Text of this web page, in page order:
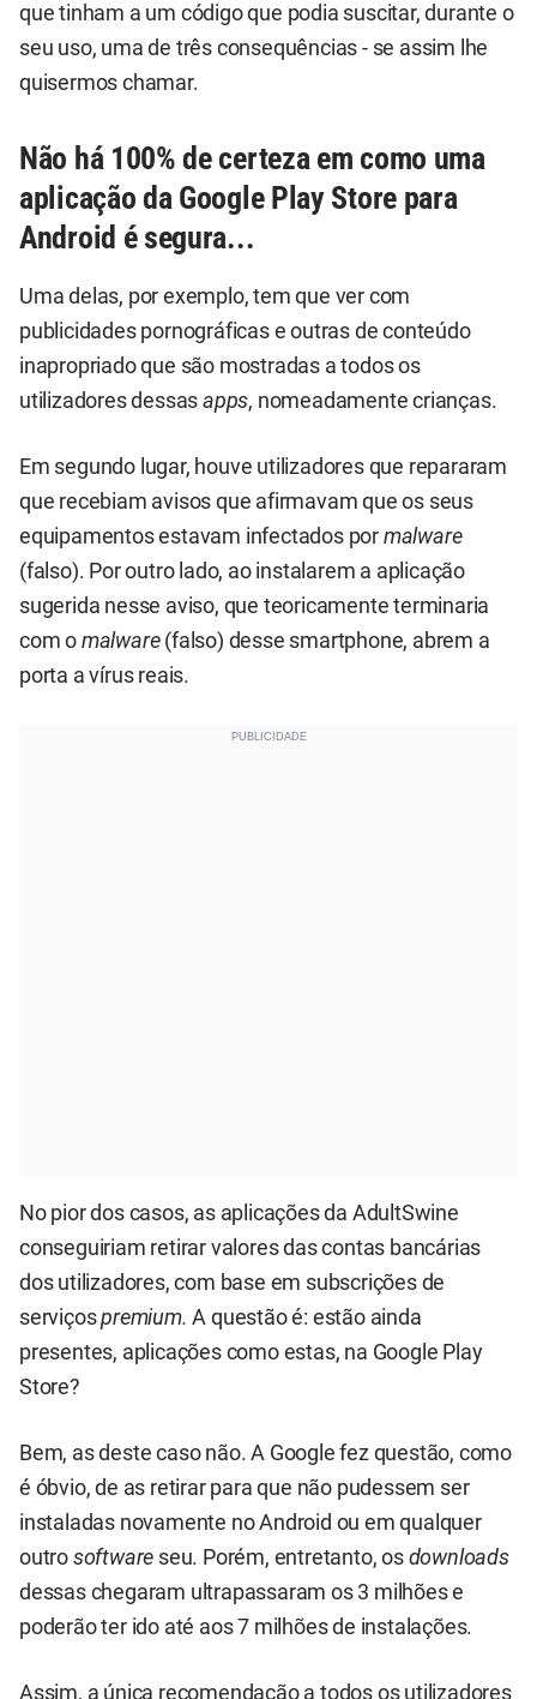
que tinham a um código que podia suscitar, durante o
seu uso, uma de três consequências - se assim lhe
quisermos chamar.
Não há 100% de certeza em como uma
aplicação da Google Play Store para
Android é segura...
Uma delas, por exemplo, tem que ver com
publicidades pornográficas e outras de conteúdo
inapropriado que são mostradas a todos os
utilizadores dessasapps, nomeadamente crianças.
Em segundo lugar, houve utilizadores que repararam
que recebiam avisos que afirmavam que os seus
equipamentos estavam infectados por malware
(falso). Por outro lado, ao instalarem a aplicação
sugerida nesse aviso, que teoricamente terminaria
com o malware (falso) desse smartphone, abrem a
porta a vírus reais.
No pior dos casos, as aplicações da AdultSwine
conseguiriam retirar valores das contas bancárias
dos utilizadores, com base em subscrições de
serviçospremium.A questão é: estão ainda
presentes, aplicações como estas, na Google Play
Store?
Bem, as deste caso não. A Google fez questão, como
é óbvio, de as retirar para que não pudessem ser
instaladas novamente no Android ou em qualquer
outro software seu. Porém, entretanto, os downloads
dessas chegaram ultrapassaram os 3 milhões e
poderão ter ido até aos 7 milhões de instalações.
Assim, a única recomendação a todos os utilizadores